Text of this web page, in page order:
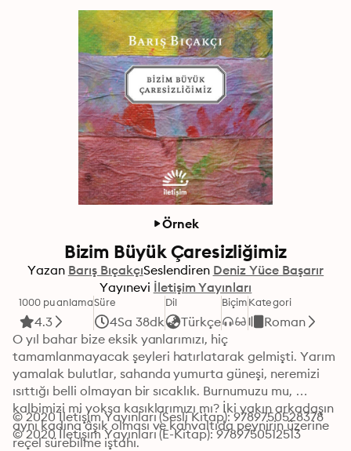
Örnek
Bizim Büyük Çaresizliğimiz
Yazan Barış BıçakçıSeslendiren Deniz Yüce Başarır
Yayınevi İletişim Yayınları
1000 puanlama
4.3
Süre
4Sa 38dk
Dil
Türkçe
BiçimKategori
Roman
O yıl bahar bize eksik yanlarımızı, hiç
tamamlanmayacak şeyleri hatırlatarak gelmişti. Yarım
yamalak bulutlar, sahanda yumurta güneşi, neremizi
ısıttığı belli olmayan bir sıcaklık. Burnumuzu mu,
kalbimizi mi yoksa kasıklarımızı mı? İki yakın arkadaşın
aynı kadına âşık olması ve kahvaltıda peynirin üzerine
reçel sürebilme iştahı.
© 2020 İletişim Yayınları (Sesli Kitap): 9789750528378
© 2020 İletişim Yayınları (E-Kitap): 9789750512513